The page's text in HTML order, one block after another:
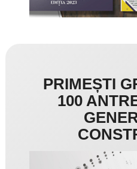
PRIMEȘTI
100